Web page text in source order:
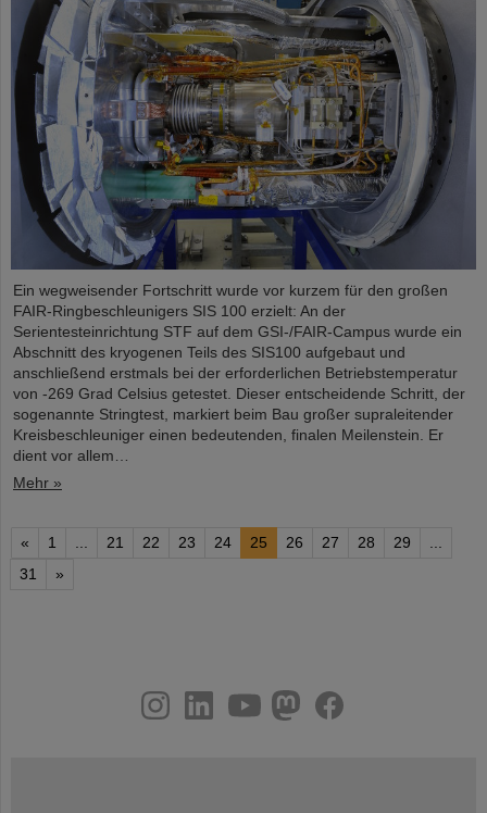
Ein wegweisender Fortschritt wurde vor kurzem für den großen
FAIR-Ringbeschleunigers SIS 100 erzielt: An der
Serientesteinrichtung STF auf dem GSI-/FAIR-Campus wurde ein
Abschnitt des kryogenen Teils des SIS100 aufgebaut und
anschließend erstmals bei der erforderlichen Betriebstemperatur
von -269 Grad Celsius getestet. Dieser entscheidende Schritt, der
sogenannte Stringtest, markiert beim Bau großer supraleitender
Kreisbeschleuniger einen bedeutenden, finalen Meilenstein. Er
dient vor allem…
Mehr »
« 1 21 22 23 24 25 26 27 28 29
31
»
youtube
helmholtz.social
facebook